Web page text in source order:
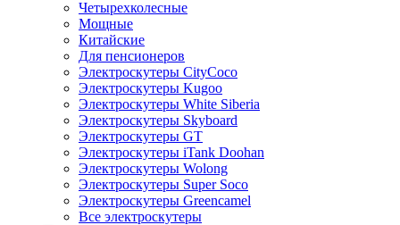
Четырехколесные
Мощные
Китайские
Для пенсионеров
Электроскутеры CityCoco
Электроскутеры Kugoo
Электроскутеры White Siberia
Электроскутеры Skyboard
Электроскутеры GT
Электроскутеры iTank Doohan
Электроскутеры Wolong
Электроскутеры Super Soco
Электроскутеры Greencamel
Все электроскутеры